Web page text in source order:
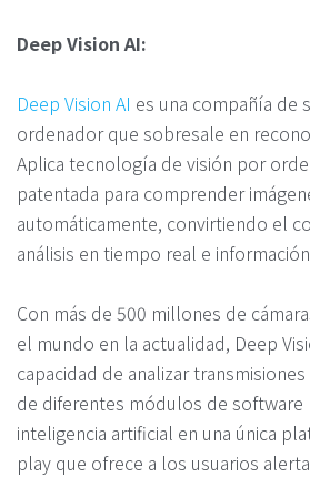
Deep Vision AI:
Deep Vision AI es una compañía de
ordenador que sobresale en
Aplica tecnología de visión por
patentada para comprender
automáticamente, convirtiendo el
análisis en tiempo real e
Con más de 500 millones de
el mundo en la actualidad, Deep
capacidad de analizar
de diferentes módulos de software
inteligencia artificial en una única
play que ofrece a los usuarios